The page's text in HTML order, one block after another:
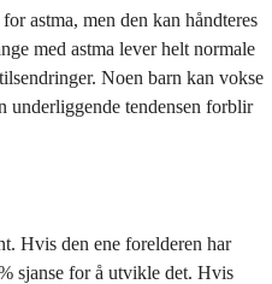
astma, men den kan håndteres
med astma lever helt normale
Noen barn kan vokse
underliggende tendensen forblir
Hvis den ene forelderen har
sjanse for å utvikle det. Hvis